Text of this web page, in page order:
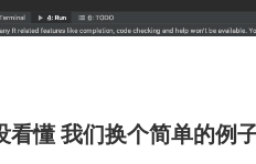
看懂 我们换个简单的例